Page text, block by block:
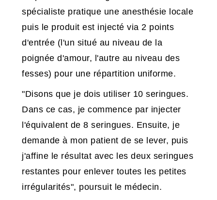
spécialiste pratique une anesthésie locale
puis le produit est injecté via 2 points
d'entrée (l'un situé au niveau de la
poignée d'amour, l'autre au niveau des
fesses) pour une répartition uniforme.
"Disons que je dois utiliser 10 seringues.
Dans ce cas, je commence par injecter
l'équivalent de 8 seringues. Ensuite, je
demande à mon patient de se lever, puis
j'affine le résultat avec les deux seringues
restantes pour enlever toutes les petites
irrégularités", poursuit le médecin.